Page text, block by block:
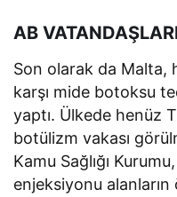
AB
Son olarak da Malta,
karşı mide botoksu
yaptı. Ülkede henüz
botülizm vakası
Kamu Sağlığı
enjeksiyonu